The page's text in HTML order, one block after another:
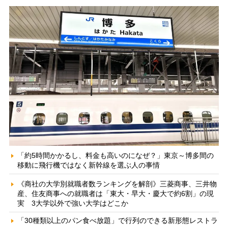
「約5時間かかるし、料金も高いのになぜ？」東京～博多間の
移動に飛行機ではなく新幹線を選ぶ人の事情
《商社の大学別就職者数ランキングを解剖》三菱商事、三井物
産、住友商事への就職者は「東大・早大・慶大で約6割」の現
実 3大学以外で強い大学はどこか
「30種類以上のパン食べ放題」で行列のできる新形態レストラ